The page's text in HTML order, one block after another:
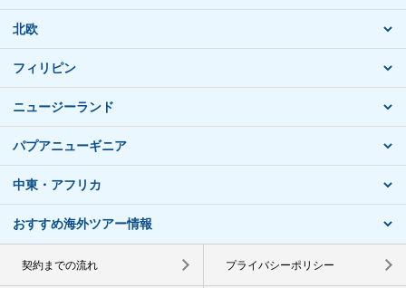
北欧
フィリピン
ニュージーランド
パプアニューギニア
中東・アフリカ
おすすめ海外ツアー情報
契約までの流れ プライバシーポリシー